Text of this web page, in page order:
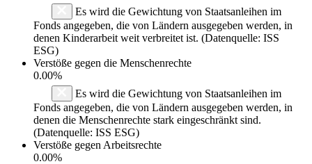
Es wird die Gewichtung von Staatsanleihen im
Fonds angegeben, die von Ländern ausgegeben werden, in
denen Kinderarbeit weit verbreitet ist. (Datenquelle: ISS
ESG)
Verstöße gegen die Menschenrechte
0.00%
Es wird die Gewichtung von Staatsanleihen im
Fonds angegeben, die von Ländern ausgegeben werden, in
denen die Menschenrechte stark eingeschränkt sind.
(Datenquelle: ISS ESG)
Verstöße gegen Arbeitsrechte
0.00%